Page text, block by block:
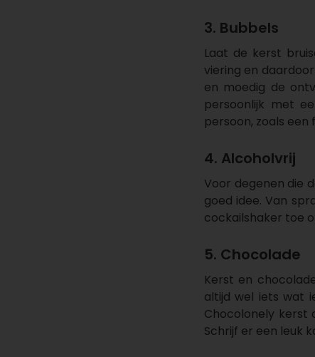
3. Bubbels
Laat de kerst
viering en
en moedig de
persoonlijk met
persoon, zoals
4. Alcoholvrij
Voor degenen die
goed idee. Van
cockailshaker toe
5. Chocolade
Kerst en
altijd wel iets wat
Chocolonely kerst
Schrijf er een leuk